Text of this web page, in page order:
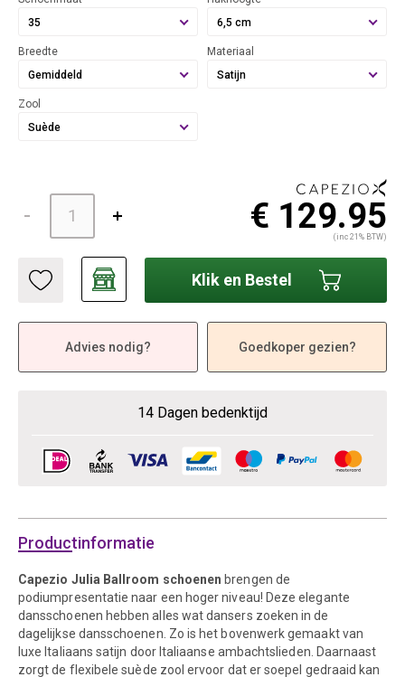
35
6,5 cm
Breedte
Gemiddeld
Materiaal
Satijn
Zool
Suède
€ 129.95
(inc 21% BTW)
Klik en Bestel
Advies nodig? Goedkoper gezien?
14 Dagen bedenktijd
Productinformatie
Capezio Julia Ballroom schoenen brengen de
podiumpresentatie naar een hoger niveau! Deze elegante
dansschoenen hebben alles wat dansers zoeken in de
dagelijkse dansschoenen. Zo is het bovenwerk gemaakt van
luxe Italiaans satijn door Italiaanse ambachtslieden. Daarnaast
zorgt de flexibele suède zool ervoor dat er soepel gedraaid kan